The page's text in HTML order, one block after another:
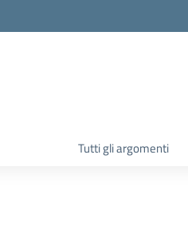
Tutti gli argomenti